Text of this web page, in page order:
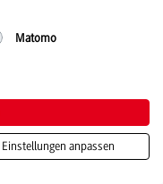
Matomo
Einstellungen anpassen